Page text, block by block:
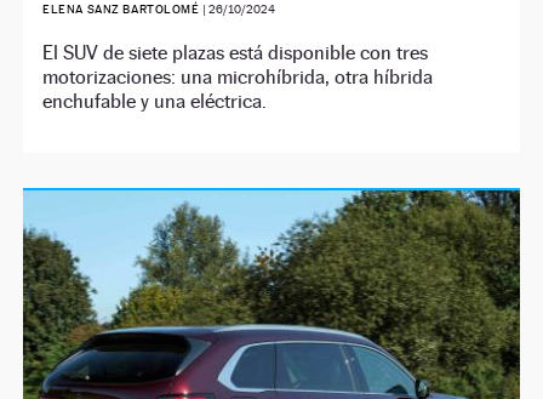
ELENA SANZ BARTOLOMÉ |26/10/2024
El SUV de siete plazas está disponible con tres
motorizaciones: una microhíbrida, otra híbrida
enchufable y una eléctrica.